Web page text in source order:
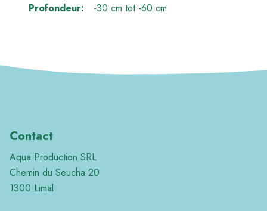
Profondeur
-30 cm tot -60 cm
Contact
Aqua Production SRL
Chemin du Seucha 20
1300 Limal